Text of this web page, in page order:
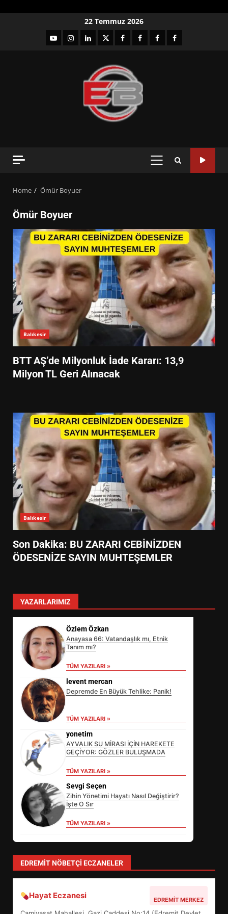
22 Temmuz 2026
YouTubeInstagram
LinkedIntwitterfacebook-Facebook-
Facebook-Facebook-
PRIMARY
Home Ömür Boyuer
Ömür Boyuer
Balıkesir
BTT AŞ’de Milyonluk İade Kararı: 13,9
Milyon TL Geri Alınacak
Balıkesir
Son Dakika: BU ZARARI CEBİNİZDEN
ÖDESENİZE SAYIN MUHTEŞEMLER
YAZARLARIMIZ
Özlem Özkan
Anayasa 66: Vatandaşlık mı, Etnik
Tanım mı?
TÜM YAZILARI »
levent mercan
Depremde En Büyük Tehlike: Panik!
TÜM YAZILARI »
yonetim
AYVALIK SU MİRASI İÇİN HAREKETE
GEÇİYOR: GÖZLER BULUŞMADA
TÜM YAZILARI »
Sevgi Seçen
Zihin Yönetimi Hayatı Nasıl Değiştirir?
İşte O Sır
TÜM YAZILARI »
EDREMIT NÖBETÇI ECZANELER
Hayat Eczanesi EDREMIT MERKEZ
3
SÜRDÜRÜLEBİLİRLİKTE NE
DEĞİŞECEK?
4
BALIKESİR MÜZELERİNDE SÜRE
UZATILDI: NE DEĞİŞTİ?